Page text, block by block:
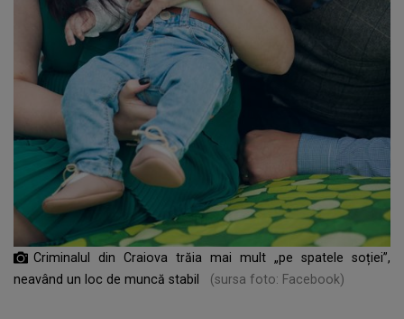
Criminalul din Craiova trăia mai mult „pe spatele soției”,
neavând un loc de muncă stabil
(sursa foto: Facebook)